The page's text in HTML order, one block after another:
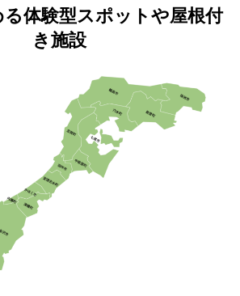
体験型スポットや屋根付
き施設